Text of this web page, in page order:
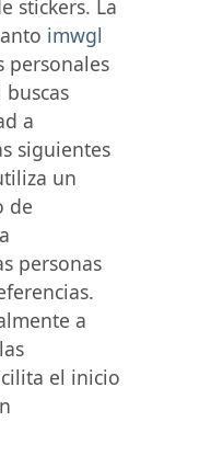
stickers. La
imwgl
personales
buscas
a
siguientes
un
de
personas
a
el inicio